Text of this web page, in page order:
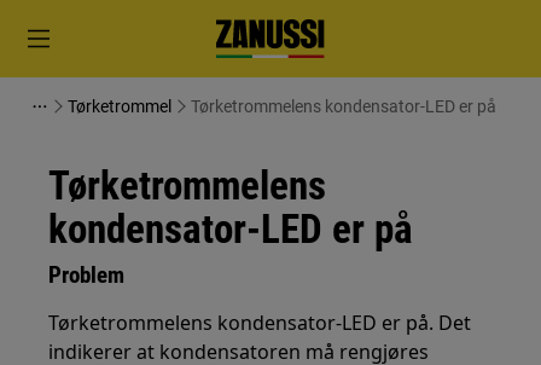
Tørketrommel Tørketrommelens kondensator-LED er på
Tørketrommelens
kondensator-LED er på
Problem
Tørketrommelens kondensator-LED er på. Det
indikerer at kondensatoren må rengjøres